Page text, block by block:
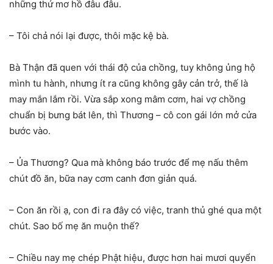
những thứ mơ hồ đâu đâu.
– Tôi chả nói lại được, thôi mặc kệ bà.
Bà Thận đã quen với thái độ của chồng, tuy không ủng hộ
mình tu hành, nhưng ít ra cũng không gây cản trở, thế là
may mắn lắm rồi. Vừa sắp xong mâm cơm, hai vợ chồng
chuẩn bị bưng bát lên, thì Thương – cô con gái lớn mở cửa
bước vào.
– Ủa Thương? Qua mà không báo trước để mẹ nấu thêm
chút đồ ăn, bữa nay cơm canh đơn giản quá.
– Con ăn rồi ạ, con đi ra đây có việc, tranh thủ ghé qua một
chút. Sao bố mẹ ăn muộn thế?
– Chiều nay mẹ chép Phật hiệu, được hơn hai mươi quyển